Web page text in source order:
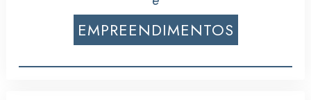
EMPREENDIMENTOS